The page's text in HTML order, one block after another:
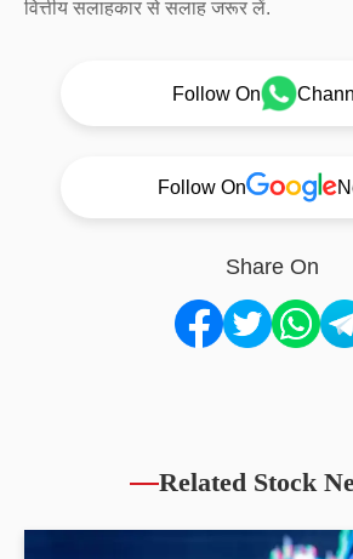
वित्तीय सलाहकार से सलाह जरूर लें.
Follow On
Follow On
Share On
Related Stock